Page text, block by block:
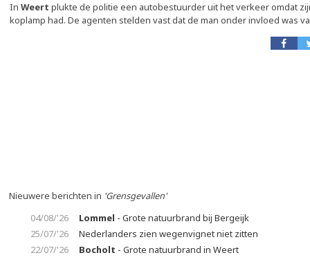
In Weert plukte de politie een autobestuurder uit het verkeer omdat
koplamp had. De agenten stelden vast dat de man onder invloed was
Nieuwere berichten in 'Grensgevallen'
04/08/'26
Lommel - Grote natuurbrand bij Bergeijk
25/07/'26
Nederlanders zien wegenvignet niet zitten
22/07/'26
Bocholt - Grote natuurbrand in Weert